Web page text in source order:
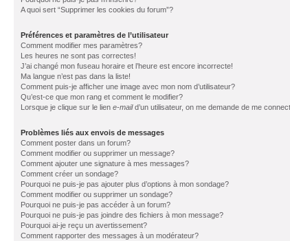
A quoi sert “Supprimer les cookies du forum”?
Préférences et paramètres de l’utilisateur
Comment modifier mes paramètres?
Les heures ne sont pas correctes!
J’ai changé mon fuseau horaire et l’heure est encore incorrecte!
Ma langue n’est pas dans la liste!
Comment puis-je afficher une image avec mon nom d’utilisateur?
Qu’est-ce que mon rang et comment le modifier?
Lorsque je clique sur le lien e-maild’un utilisateur, on me demande de me
Problèmes liés aux envois de messages
Comment poster dans un forum?
Comment modifier ou supprimer un message?
Comment ajouter une signature à mes messages?
Comment créer un sondage?
Pourquoi ne puis-je pas ajouter plus d’options à mon sondage?
Comment modifier ou supprimer un sondage?
Pourquoi ne puis-je pas accéder à un forum?
Pourquoi ne puis-je pas joindre des fichiers à mon message?
Pourquoi ai-je reçu un avertissement?
Comment rapporter des messages à un modérateur?